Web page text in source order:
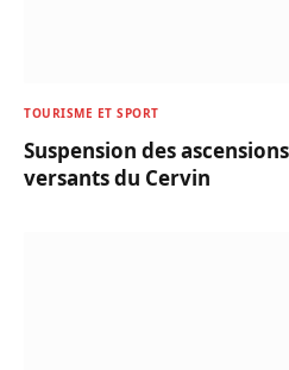
TOURISME ET SPORT
Suspension des
versants du Cervin